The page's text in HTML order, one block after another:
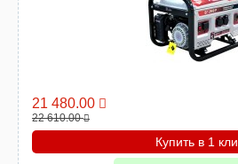
21 480.00
22 610.00
Купить в 1